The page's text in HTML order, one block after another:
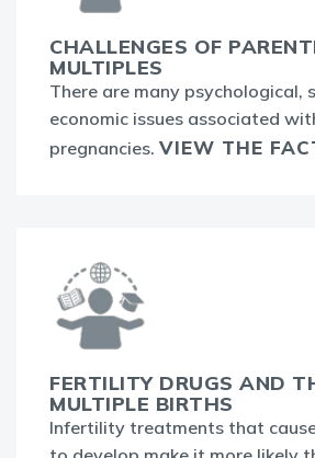
CHALLENGES OF
MULTIPLES
There are many psychological,
economic issues associated
pregnancies. VIEW THE
FERTILITY DRUGS AND
MULTIPLE BIRTHS
Infertility treatments that